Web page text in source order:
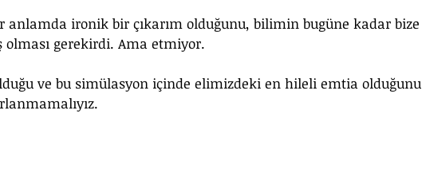
anlamda ironik bir çıkarım olduğunu, bilimin bugüne kadar bize
gerekirdi. Ama etmiyor.
ve bu simülasyon içinde elimizdeki en hileli emtia olduğunu